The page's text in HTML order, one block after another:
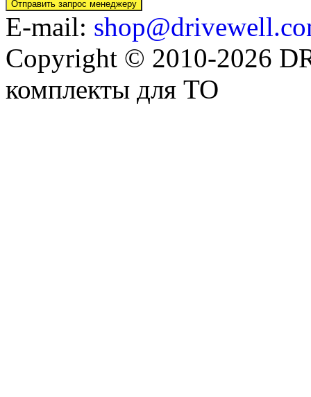
E-mail:
Copyright © 2010-2026
комплекты для ТО